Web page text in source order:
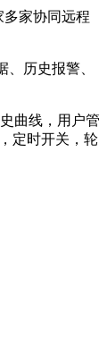
家协同远程
历史报警、
曲线，用户管
定时开关，轮